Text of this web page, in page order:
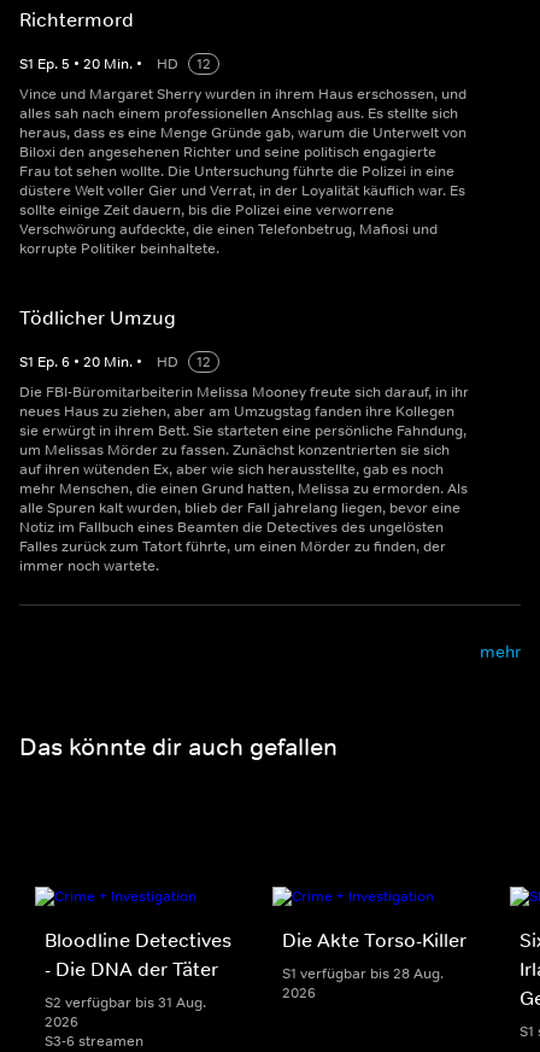
Richtermord
S1 Ep.5 • 20 Min. • HD
12
Vince und Margaret Sherry wurden in ihrem Haus erschossen, und
alles sah nach einem professionellen Anschlag aus. Es stellte sich
heraus, dass es eine Menge Gründe gab, warum die Unterwelt von
Biloxi den angesehenen Richter und seine politisch engagierte
Frau tot sehen wollte. Die Untersuchung führte die Polizei in eine
düstere Welt voller Gier und Verrat, in der Loyalität käuflich war. Es
sollte einige Zeit dauern, bis die Polizei eine verworrene
Verschwörung aufdeckte, die einen Telefonbetrug, Mafiosi und
korrupte Politiker beinhaltete.
Tödlicher Umzug
S1 Ep.6 • 20 Min. • HD
12
Die FBI-Büromitarbeiterin Melissa Mooney freute sich darauf, in ihr
neues Haus zu ziehen, aber am Umzugstag fanden ihre Kollegen
sie erwürgt in ihrem Bett. Sie starteten eine persönliche Fahndung,
um Melissas Mörder zu fassen. Zunächst konzentrierten sie sich
auf ihren wütenden Ex, aber wie sich herausstellte, gab es noch
mehr Menschen, die einen Grund hatten, Melissa zu ermorden. Als
alle Spuren kalt wurden, blieb der Fall jahrelang liegen, bevor eine
Notiz im Fallbuch eines Beamten die Detectives des ungelösten
Falles zurück zum Tatort führte, um einen Mörder zu finden, der
immer noch wartete.
mehr
Das könnte dir auch gefallen
Bloodline Detectives
- Die DNA der Täter
S2 verfügbar bis 31 Aug.
2026
S3-6 streamen
Die Akte Torso-Killer
S1 verfügbar bis 28 Aug.
2026